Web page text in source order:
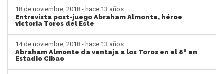
18 de noviembre, 2018 - hace 13 años
Entrevista post-juego Abraham Almonte, héroe
victoria Toros del Este
14 de noviembre, 2018 - hace 13 años
Abraham Almonte da ventaja a los Toros en el 8º en
Estadio Cibao